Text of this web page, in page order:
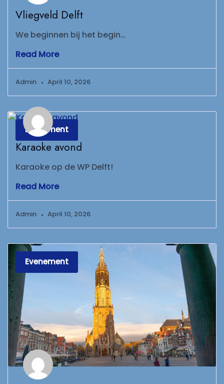
Vliegveld Delft
We beginnen bij het begin…
Read More
Admin April 10, 2026
Evenement
Karaoke avond
Karaoke op de WP Delft!
Read More
Admin April 10, 2026
Evenement